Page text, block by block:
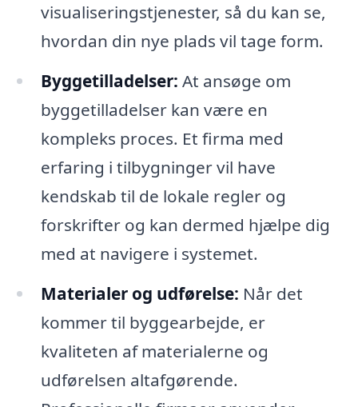
visualiseringstjenester, så du kan se,
hvordan din nye plads vil tage form.
Byggetilladelser: At ansøge om
byggetilladelser kan være en
kompleks proces. Et firma med
erfaring i tilbygninger vil have
kendskab til de lokale regler og
forskrifter og kan dermed hjælpe dig
med at navigere i systemet.
Materialer og udførelse: Når det
kommer til byggearbejde, er
kvaliteten af materialerne og
udførelsen altafgørende.